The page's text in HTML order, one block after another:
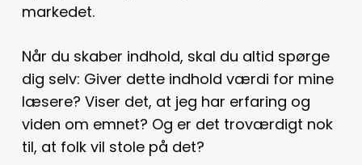
markedet.
Når du skaber indhold, skal du altid spørge
dig selv: Giver dette indhold værdi for mine
læsere? Viser det, at jeg har erfaring og
viden om emnet? Og er det troværdigt nok
til, at folk vil stole på det?